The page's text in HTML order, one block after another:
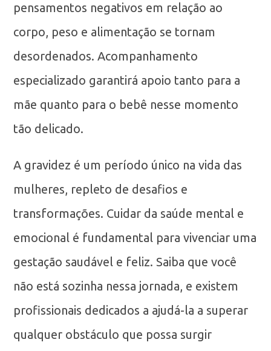
pensamentos negativos em relação ao
corpo, peso e alimentação se tornam
desordenados. Acompanhamento
especializado garantirá apoio tanto para a
mãe quanto para o bebê nesse momento
tão delicado.
A gravidez é um período único na vida das
mulheres, repleto de desafios e
transformações. Cuidar da saúde mental e
emocional é fundamental para vivenciar uma
gestação saudável e feliz. Saiba que você
não está sozinha nessa jornada, e existem
profissionais dedicados a ajudá-la a superar
qualquer obstáculo que possa surgir